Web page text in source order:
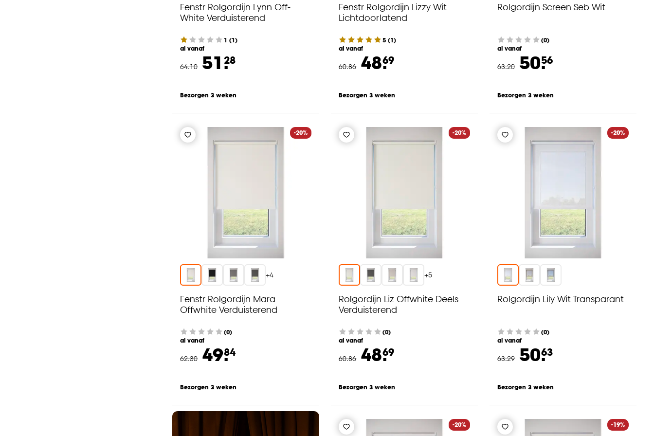
Fenstr Rolgordijn Lynn Off-
White Verduisterend
1 (1)
al vanaf
64.10 51.28
Bezorgen 3 weken
Fenstr Rolgordijn Lizzy Wit
Lichtdoorlatend
5 (1)
al vanaf
60.86 48.69
Bezorgen 3 weken
Rolgordijn Screen Seb Wit
(0)
al vanaf
63.20 50.56
Bezorgen 3 weken
-20%
+4
Fenstr Rolgordijn Mara
Offwhite Verduisterend
(0)
al vanaf
62.30 49.84
Bezorgen 3 weken
-20%
+5
Rolgordijn Liz Offwhite Deels
Verduisterend
(0)
al vanaf
60.86 48.69
Bezorgen 3 weken
-20%
Rolgordijn Lily Wit Transparant
(0)
al vanaf
63.29 50.63
Bezorgen 3 weken
-20% -19%